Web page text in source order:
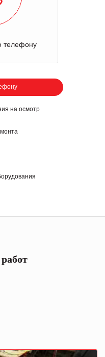
телефону
на осмотр